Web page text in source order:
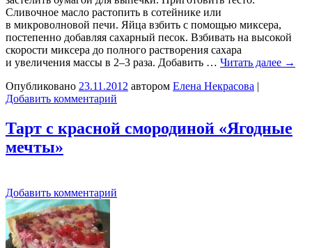
Сливочное масло растопить в сотейнике или
в микроволновой печи. Яйца взбить с помощью миксера,
постепенно добавляя сахарный песок. Взбивать на высокой
скорости миксера до полного растворения сахара
и увеличения массы в 2–3 раза. Добавить … Читать далее →
Опубликовано 23.11.2012 автором Елена Некрасова |
Добавить комментарий
Тарт с красной смородиной «Ягодные
мечты»
Добавить комментарий